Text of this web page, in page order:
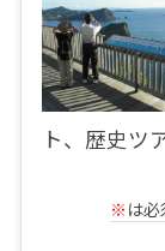
ト、歴史ツ
※ は